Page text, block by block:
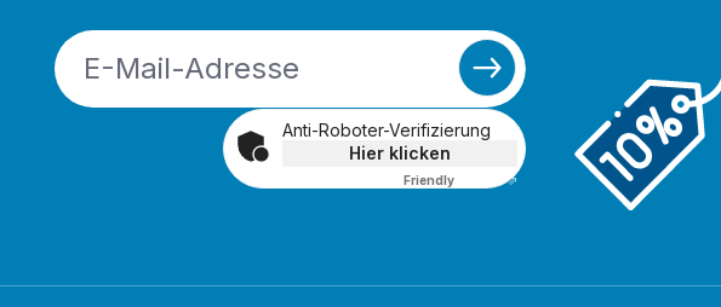
Anti-Roboter-Verifizierung
Hier klicken
FriendlyCaptcha ⇗